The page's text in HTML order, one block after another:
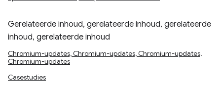
Gerelateerde inhoud, gerelateerde inhoud, gerelateerde
inhoud, gerelateerde inhoud
Chromium-updates, Chromium-updates, Chromium-updates,
Chromium-updates
Casestudies